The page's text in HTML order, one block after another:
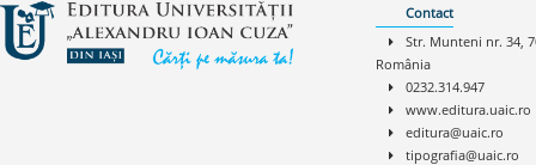
Contact
Str. Munteni nr. 34,
România
0232.314.947
www.editura.uaic.ro
editura@uaic.ro
tipografia@uaic.ro